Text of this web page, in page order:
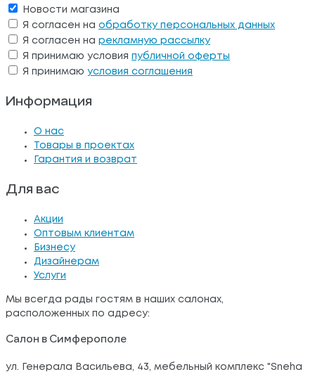
Новости магазина
Я согласен на обработку персональных данных
Я согласен на рекламную рассылку
Я принимаю условия
публичной оферты
Я принимаю условия соглашения
Информация
О нас
Товары в проектах
Гарантия и возврат
Для вас
Акции
Оптовым клиентам
Бизнесу
Дизайнерам
Услуги
Мы всегда рады гостям в наших салонах,
расположенных по адресу:
Салон в Симферополе
ул. Генерала Васильева, 43, мебельный комплекс "Sneha